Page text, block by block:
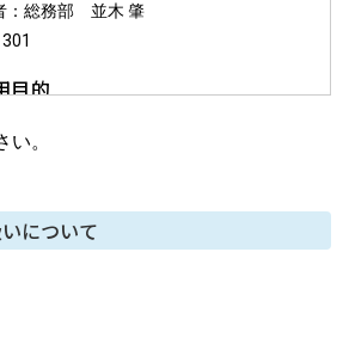
：総務部 並木 肇
目的
合または法令に基づく場合を除
。
について